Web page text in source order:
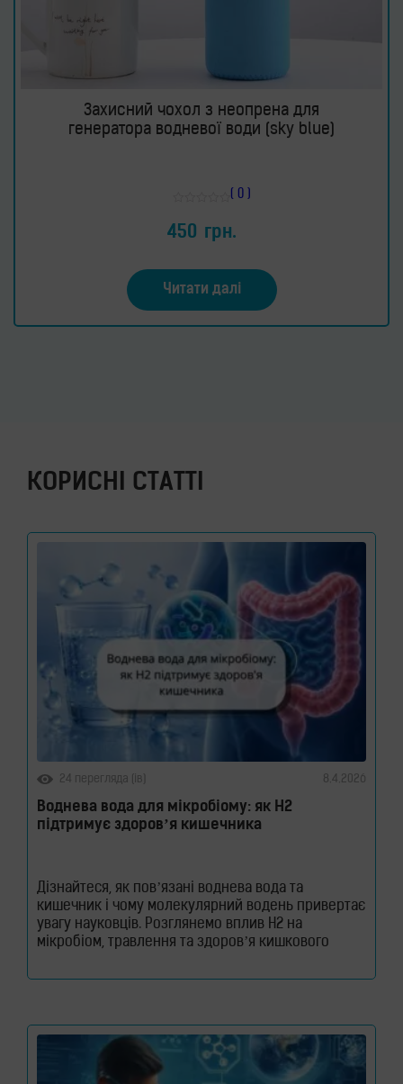
Захисний чохол з неопрена для
генератора водневої води (sky blue)
в
0
( 0 )
450 грн.
Читати далі
КОРИСНІ СТАТТІ
24 перегляда (ів) 8.4.2026
Воднева вода для мікробіому: як H2
підтримує здоров’я кишечника
Дізнайтеся, як пов’язані воднева вода та
кишечник і чому молекулярний водень привертає
увагу науковців. Розглянемо вплив H2 на
мікробіом, травлення та здоров’я кишкового
органом, який відповідає лише за перетравлення
знаходиться більшість імунних клітин,
відбувається активний обмін речовин